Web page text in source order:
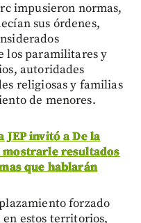
impusieron normas,
sus órdenes,
los paramilitares y
autoridades
religiosas y familias
de menores.
JEP invitó a De la
resultados
que hablarán
forzado
estos territorios,